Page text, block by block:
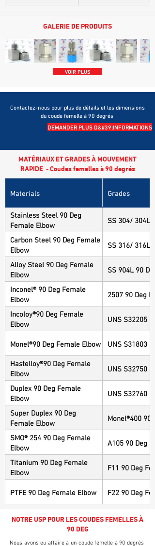
GALERIE DE PRODUITS
VOIR PLUS
Contactez-nous pour plus de détails et les dimensions
du coude femelle à 90 degrés
DEMANDER PLUS D&#39;INFORMATIONS
MATÉRIAUX ET GRADES À MOUVEMENT
RAPIDE - Coudes femelles à 90 degrés
Materials Grades
Stainless Steel 90 Deg
Female Elbow
SS 304/ 304L
Carbon Steel 90 Deg Female
Elbow
SS 316/ 316L
Alloy Steel 90 Deg Female
Elbow
SS 904L 90
Inconel® 90 Deg Female
Elbow
2507 90 Deg
Incoloy®90 Deg Female
Elbow
UNS S32205
Monel®90 Deg Female Elbow
UNS S31803
Hastelloy®90 Deg Female
Elbow
UNS S32750
Duplex 90 Deg Female
Elbow
UNS S32760
Super Duplex 90 Deg
Female Elbow
Monel®400 90
SMO® 254 90 Deg Female
Elbow
A105 90 Deg
Titanium 90 Deg Female
Elbow
F11 90 Deg
PTFE 90 Deg Female Elbow F22 90 Deg
NOTRE USP POUR LES COUDES FEMELLES À
90 DEG
Nous avons eu affaire à un coude femelle à 90 degrés